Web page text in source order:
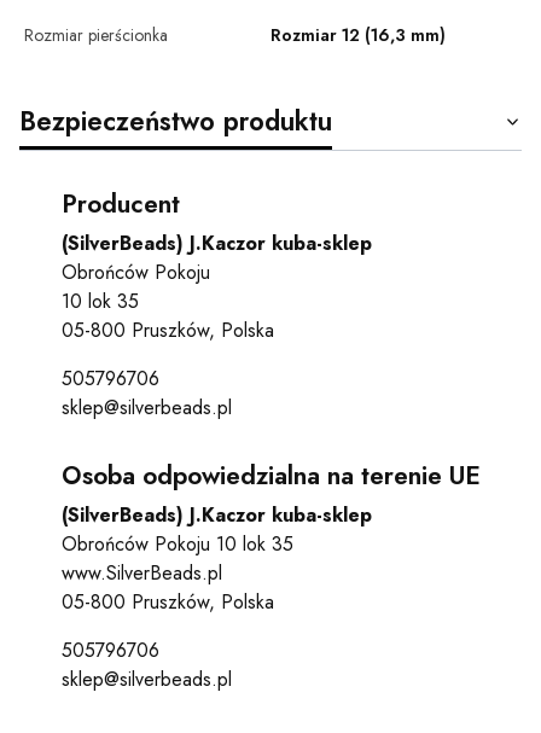
Rozmiar pierścionka Rozmiar 12 (16,3 mm)
Bezpieczeństwo produktu
Producent
(SilverBeads) J.Kaczor kuba-sklep
Obrońców Pokoju
10 lok 35
05-800 Pruszków, Polska
505796706
sklep@silverbeads.pl
Osoba odpowiedzialna na terenie UE
(SilverBeads) J.Kaczor kuba-sklep
Obrońców Pokoju 10 lok 35
www.SilverBeads.pl
05-800 Pruszków, Polska
505796706
sklep@silverbeads.pl